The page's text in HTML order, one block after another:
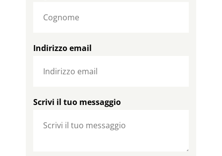
Indirizzo email
Scrivi il tuo messaggio